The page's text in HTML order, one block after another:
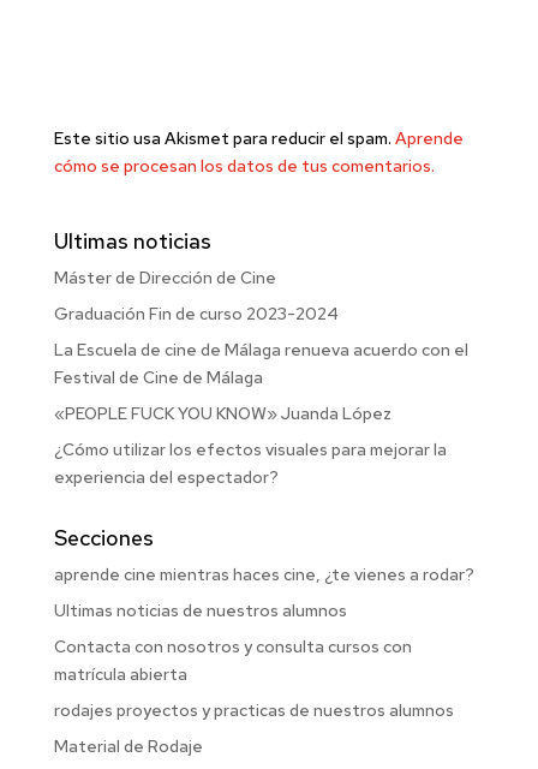
Este sitio usa Akismet para reducir el spam. Aprende
cómo se procesan los datos de tus comentarios.
Ultimas noticias
Máster de Dirección de Cine
Graduación Fin de curso 2023-2024
La Escuela de cine de Málaga renueva acuerdo con el
Festival de Cine de Málaga
«PEOPLE FUCK YOU KNOW» Juanda López
¿Cómo utilizar los efectos visuales para mejorar la
experiencia del espectador?
Secciones
aprende cine mientras haces cine, ¿te vienes a rodar?
Ultimas noticias de nuestros alumnos
Contacta con nosotros y consulta cursos con
matrícula abierta
rodajes proyectos y practicas de nuestros alumnos
Material de Rodaje